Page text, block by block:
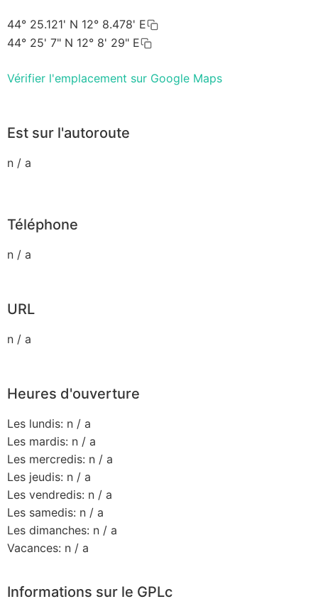
44° 25.121' N 12° 8.478' E
44° 25' 7" N 12° 8' 29" E
Vérifier l'emplacement sur Google Maps
Est sur l'autoroute
n / a
Téléphone
n / a
URL
n / a
Heures d'ouverture
Les lundis: n / a
Les mardis: n / a
Les mercredis: n / a
Les jeudis: n / a
Les vendredis: n / a
Les samedis: n / a
Les dimanches: n / a
Vacances: n / a
Informations sur le GPLc